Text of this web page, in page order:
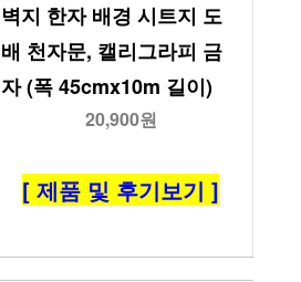
벽지 한자 배경 시트지 도
배 천자문, 캘리그라피 금
자 (폭 45cmx10m 길이)
20,900원
[ 제품 및 후기보기 ]